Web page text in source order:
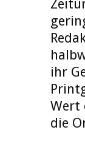
ihr
Wert
die